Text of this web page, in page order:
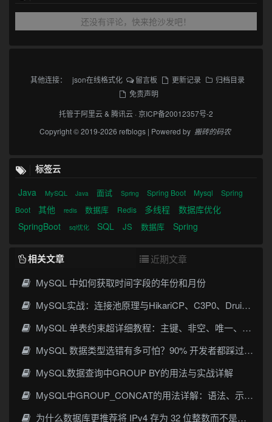
还没有评论，快来抢沙发吧！
其他连接： json在线格式化 留言板 更新记录
归档目录
免责声明
托管于阿里云& 腾讯云 ·京ICP备20012357号-2
Copyright © 2019-2026 refblogs | Powered by 搬砖的码农
标签云
Java MySQL Java 面试 Spring Spring Boot Mysql
Spring
Boot
其他 redis 数据库 Redis 多线程
数据库优化
SpringBoot
sql优化 SQL JS 数据库 Spring
相关文章
近期文章
MySQL 中如何获取时间字段的年份和月份
MySQL实战：连接池原理与HikariCP、C3P0、Druid、DBCP选型
MySQL 单表约束超详细教程：主键、非空、唯一、默认值一次讲透
MySQL 数据类型选错有多可怕？90% 开发者都踩过的坑
MySQL数据查询中GROUP BY的用法与实战详解
MySQL中GROUP_CONCAT的用法详解：语法、示例与常见坑
为什么数据库更推荐将 IPv4 存为 32 位整数而不是字符串